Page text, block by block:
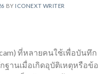
BY ICONEXT WRITER
ที่หลายคนใช้เพื่อบันทึก
ฐานเมื่อเกิดอุบัติเหตุหรือข้อ